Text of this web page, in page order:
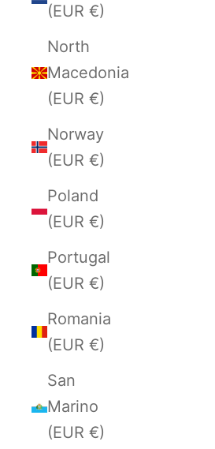
(EUR €)
North
Macedonia
(EUR €)
Norway
(EUR €)
Poland
(EUR €)
Portugal
(EUR €)
Romania
(EUR €)
San
Marino
(EUR €)